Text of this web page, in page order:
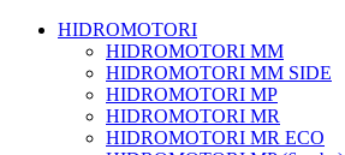
HIDROMOTORI
HIDROMOTORI MM
HIDROMOTORI MM SIDE
HIDROMOTORI MP
HIDROMOTORI MR
HIDROMOTORI MR ECO